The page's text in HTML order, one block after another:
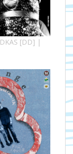
[DD] |